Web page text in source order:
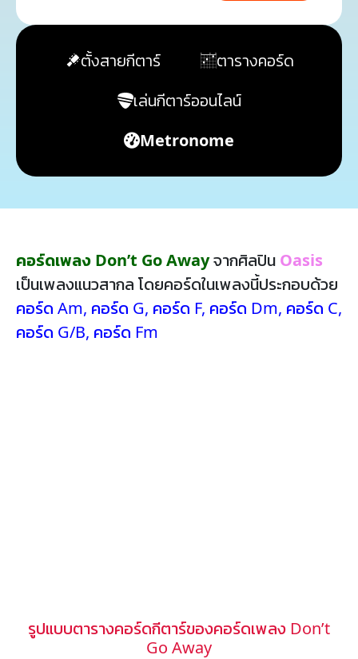
ตั้งสายกีตาร์
ตารางคอร์ด
เล่นกีตาร์ออนไลน์
Metronome
คอร์ดเพลง Don’t Go Awayจากศิลปิน Oasis
เป็นเพลงแนวสากล โดยคอร์ดในเพลงนี้ประกอบด้วย
คอร์ด Am, คอร์ด G, คอร์ด F, คอร์ด Dm, คอร์ด C,
คอร์ด G/B, คอร์ด Fm
รูปแบบตารางคอร์ดกีตาร์ของคอร์ดเพลง Don’t
Go Away